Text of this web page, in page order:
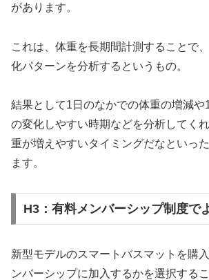
があります。
これは、体重を長期間計測することで
化パターンを分析するというもの。
結果として1日のなかでの体重の増減や
の変化しやすい時期などを分析してく
重が増えやすいタイミングだなといっ
ます。
H3：有料メンバーシップ制度で
新型モデルのスマートバスマットを購
ンバーシップに加入するかを選択する